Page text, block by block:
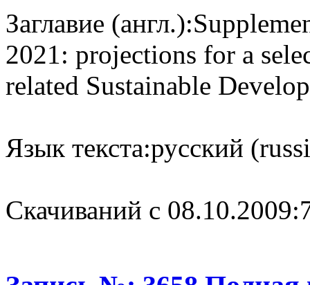
Заглавие (англ.):
2021: projections for a
related Sustainable
Язык текста:русский
Cкачиваний с 08.10.2009: